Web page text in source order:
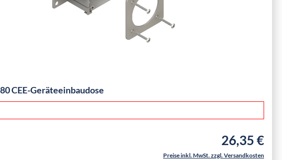
CEE-Geräteeinbaudose
Regulärer
26,35 €
Preise inkl. MwSt. zzgl. Versandkosten